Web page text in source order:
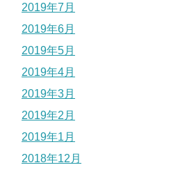
2019年7月
2019年6月
2019年5月
2019年4月
2019年3月
2019年2月
2019年1月
2018年12月